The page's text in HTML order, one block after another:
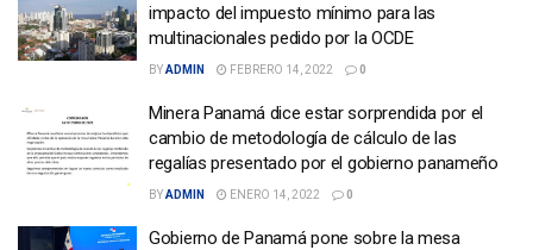
impacto del impuesto mínimo para las
multinacionales pedido por la OCDE
BYADMIN FEBRERO 14, 2022 0
Minera Panamá dice estar sorprendida por el
cambio de metodología de cálculo de las
regalías presentado por el gobierno panameño
BYADMIN ENERO 14, 2022 0
Gobierno de Panamá pone sobre la mesa